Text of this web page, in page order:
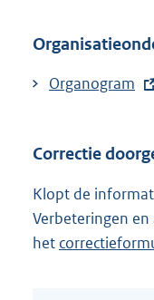
E
e
n
e
l
Organogram
Correctie
Klopt de
Verbeteringen
het